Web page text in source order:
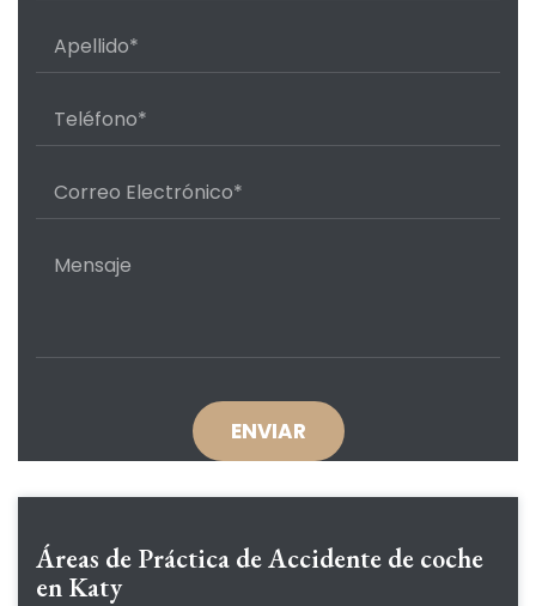
Áreas de Práctica deAccidente de coche
en Katy